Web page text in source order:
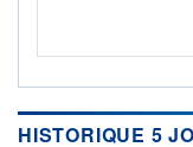
HISTORIQUE 5